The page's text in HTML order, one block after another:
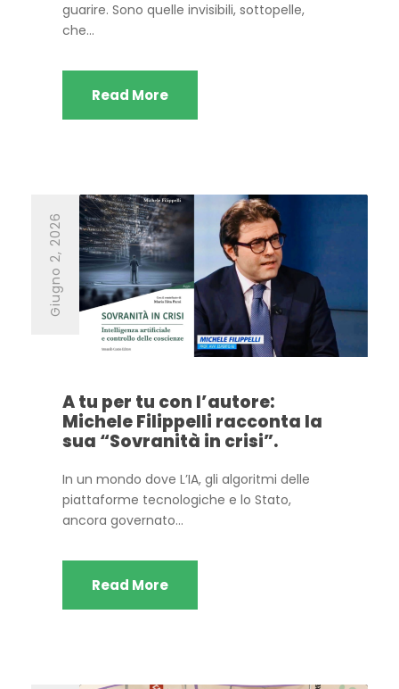
guarire. Sono quelle invisibili, sottopelle,
che...
Read More
Giugno 2, 2026
A tu per tu con l’autore:
Michele Filippelli racconta la
sua “Sovranità in crisi”.
In un mondo dove L’IA, gli algoritmi delle
piattaforme tecnologiche e lo Stato,
ancora governato...
Read More